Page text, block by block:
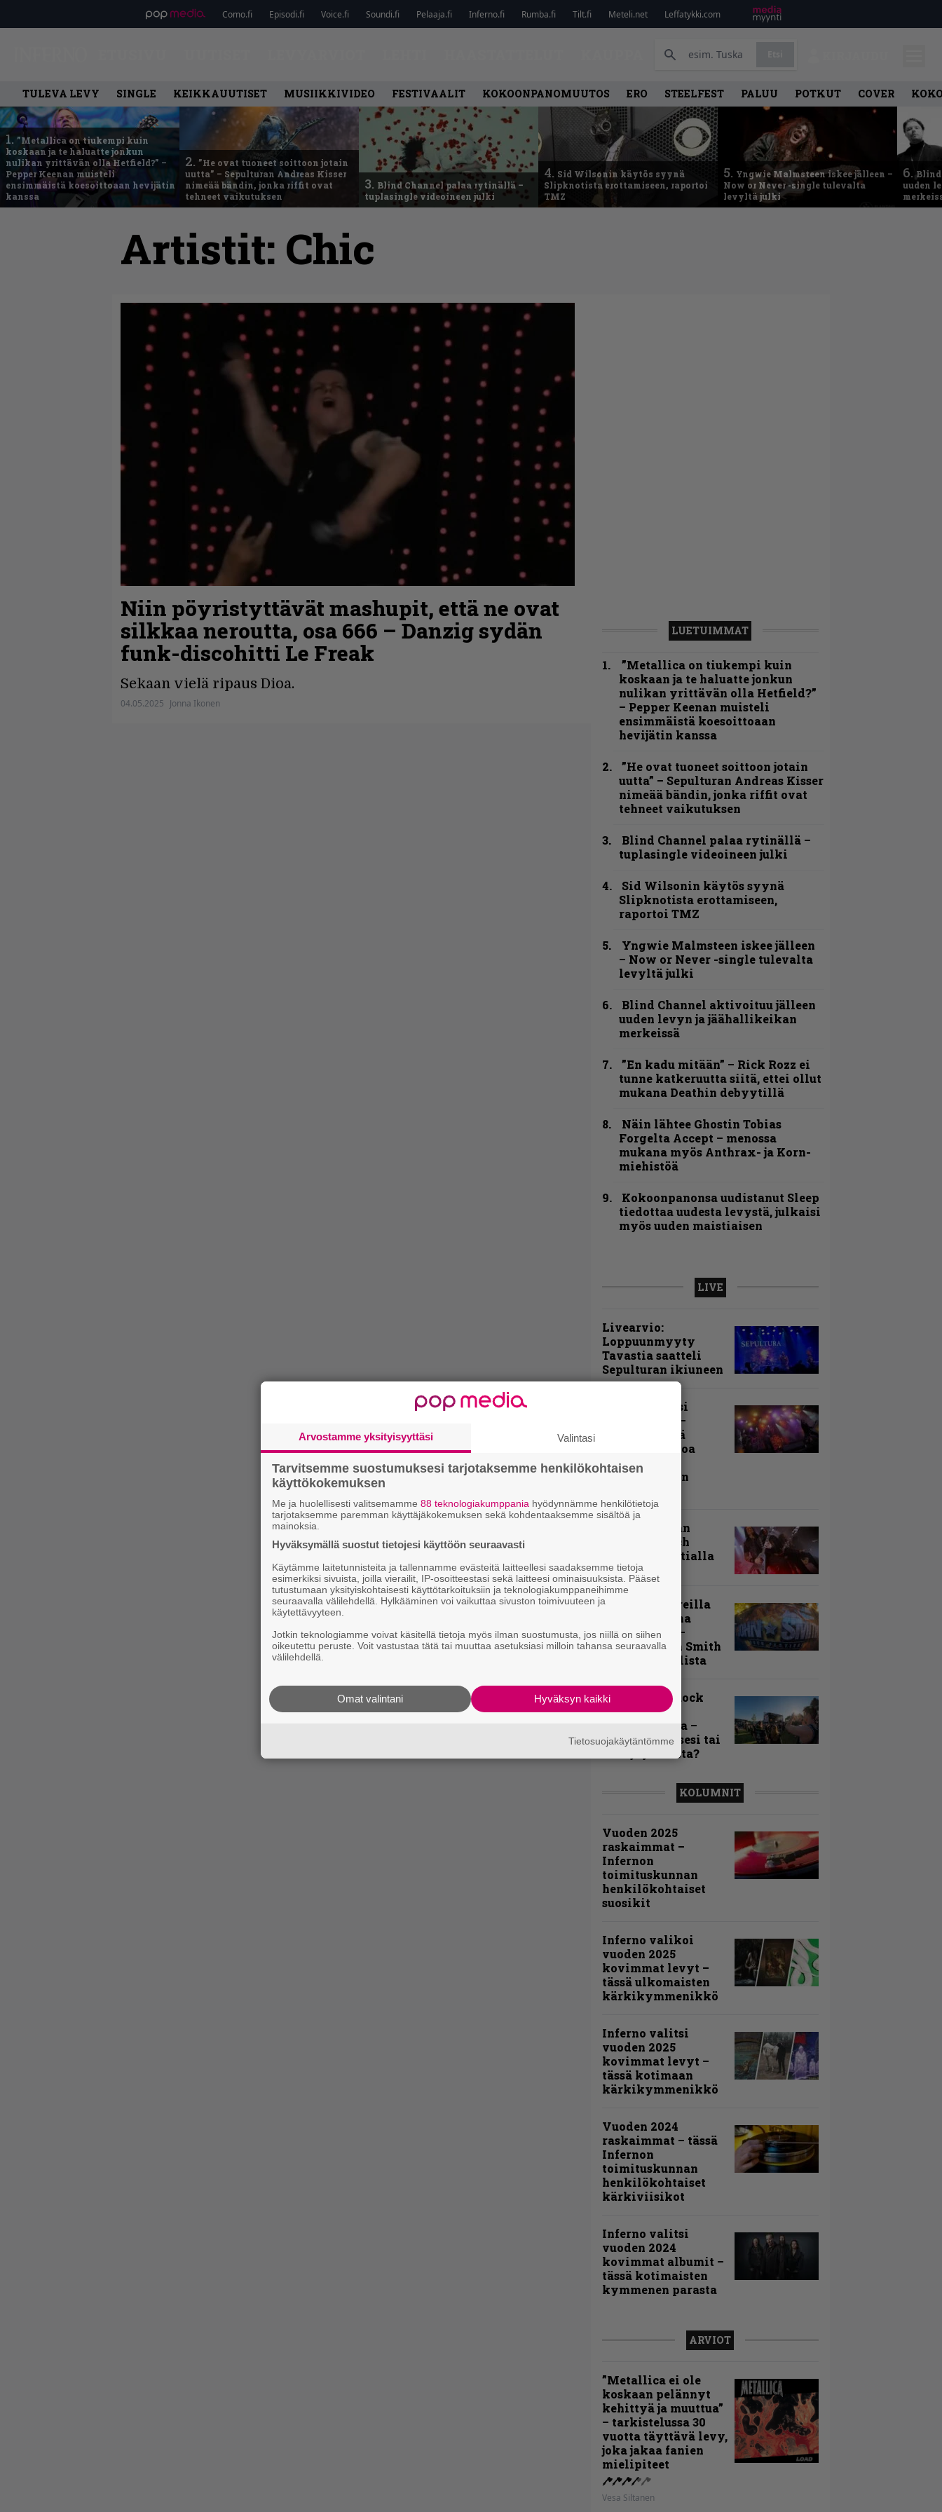
Como.fi Episodi.fi Voice.fi Soundi.fi Pelaaja.fi Inferno.fi Rumba.fi Tilt.fi Meteli.net Leffatykki.com
TULEVA LEVY SINGLE KEIKKAUUTISET MUSIIKKIVIDEO FESTIVAALIT KOKOONPANOMUUTOS ERO STEELFEST PALUU POTKUT COVER
1. ”Metallica on tiukempi kuin
koskaan ja te haluatte jonkun
nulikan yrittävän olla Hetfield?” –
Pepper Keenan muisteli
ensimmäistä koesoittoaan hevijätin
kanssa
2. ”He ovat tuoneet soittoon jotain
uutta” – Sepulturan Andreas Kisser
nimeää bändin, jonka riffit ovat
tehneet vaikutuksen
3. Blind Channel palaa rytinällä –
tuplasingle videoineen julki
4. Sid Wilsonin käytös syynä
Slipknotista erottamiseen, raportoi
TMZ
5. Yngwie Malmsteen iskee jälleen –
Now or Never -single tulevalta
levyltä julki
6.
uuden
Artistit: Chic
Niin pöyristyttävät mashupit, että ne ovat
silkkaa neroutta, osa 666 – Danzig sydän
funk-discohitti Le Freak
Sekaan vielä ripaus Dioa.
04.05.2025 Jonna Ikonen
LUETUIMMAT
”Metallica on tiukempi kuin
koskaan ja te haluatte jonkun
nulikan yrittävän olla Hetfield?”
– Pepper Keenan muisteli
ensimmäistä koesoittoaan
hevijätin kanssa
”He ovat tuoneet soittoon jotain
uutta” – Sepulturan Andreas Kisser
nimeää bändin, jonka riffit ovat
tehneet vaikutuksen
Blind Channel palaa rytinällä –
tuplasingle videoineen julki
Sid Wilsonin käytös syynä
Slipknotista erottamiseen,
raportoi TMZ
Yngwie Malmsteen iskee jälleen
– Now or Never -single tulevalta
levyltä julki
Blind Channel aktivoituu jälleen
uuden levyn ja jäähallikeikan
merkeissä
”En kadu mitään” – Rick Rozz ei
tunne katkeruutta siitä, ettei ollut
mukana Deathin debyytillä
Näin lähtee Ghostin Tobias
Forgelta Accept – menossa
mukana myös Anthrax- ja Korn-
miehistöä
Kokoonpanonsa uudistanut Sleep
tiedottaa uudesta levystä, julkaisi
myös uuden maistiaisen
LIVE
Livearvio:
Loppuunmyyty
Tavastia saatteli
Sepulturan ikiuneen
Rokki Raikasi
Tampereella –
Infernon neljä
väkevää nostoa
festarin
kakkospäivän
Paluu vanhaan
liittoon – Arch
Enemy Tavastialla
”Näillä festareilla
kaikki on aina
kohdallaan” –
raportti John Smith
Rock Festivalista
John Smith Rock
Festivalin
yleisögalleria –
bongaatko itsesi tai
tuttuja joukosta?
KOLUMNIT
Vuoden 2025
raskaimmat –
Infernon
toimituskunnan
henkilökohtaiset
suosikit
Inferno valikoi
vuoden 2025
kovimmat levyt –
tässä ulkomaisten
kärkikymmenikkö
Inferno valitsi
vuoden 2025
kovimmat levyt –
tässä kotimaan
kärkikymmenikkö
Vuoden 2024
raskaimmat – tässä
Infernon
toimituskunnan
henkilökohtaiset
kärkiviisikot
Inferno valitsi
vuoden 2024
kovimmat albumit –
tässä kotimaisten
kymmenen parasta
ARVIOT
”Metallica ei ole
koskaan pelännyt
kehittyä ja muuttua”
– tarkistelussa 30
vuotta täyttävä levy,
joka jakaa fanien
mielipiteet
Vesa Siltanen
Arvostamme yksityisyyttäsi Valintasi
Tarvitsemme suostumuksesi tarjotaksemme henkilökohtaisen
käyttökokemuksen
Me ja huolellisesti valitsemamme 88 teknologiakumppania hyödynnämme henkilötietoja
tarjotaksemme paremman käyttäjäkokemuksen sekä kohdentaaksemme sisältöä ja
mainoksia.
Hyväksymällä suostut tietojesi käyttöön seuraavasti
Käytämme laitetunnisteita ja tallennamme evästeitä laitteellesi saadaksemme tietoja
esimerkiksi sivuista, joilla vierailit, IP-osoitteestasi sekä laitteesi ominaisuuksista. Pääset
tutustumaan yksityiskohtaisesti käyttötarkoituksiin ja teknologiakumppaneihimme
seuraavalla välilehdellä. Hylkääminen voi vaikuttaa sivuston toimivuuteen ja
käytettävyyteen.
Jotkin teknologiamme voivat käsitellä tietoja myös ilman suostumusta, jos niillä on siihen
oikeutettu peruste. Voit vastustaa tätä tai muuttaa asetuksiasi milloin tahansa seuraavalla
välilehdellä.
Hyväksyn kaikki
Omat valintani
Tietosuojakäytäntömme